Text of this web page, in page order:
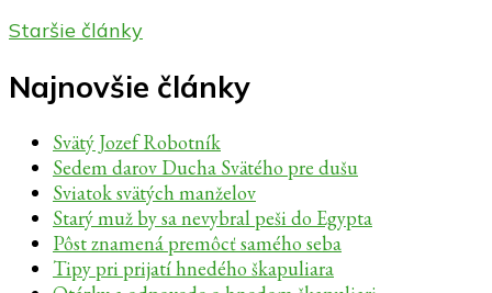
Navigácia
v
článkoch
Staršie články
Najnovšie články
Svätý Jozef Robotník
Sedem darov Ducha Svätého pre dušu
Sviatok svätých manželov
Starý muž by sa nevybral peši do Egypta
Pôst znamená premôcť samého seba
Tipy pri prijatí hnedého škapuliara